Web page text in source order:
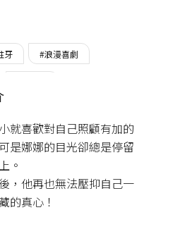
牙 #浪漫喜劇
就喜歡對自己照顧有加的
是娜娜的目光卻總是停留
。
，他再也無法壓抑自己一
的真心！